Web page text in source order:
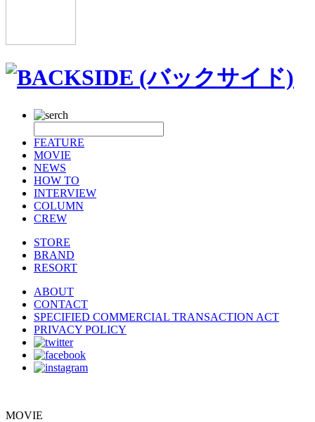
FEATURE
MOVIE
NEWS
HOW TO
INTERVIEW
COLUMN
CREW
STORE
BRAND
RESORT
ABOUT
CONTACT
SPECIFIED COMMERCIAL TRANSACTION ACT
PRIVACY POLICY
MOVIE